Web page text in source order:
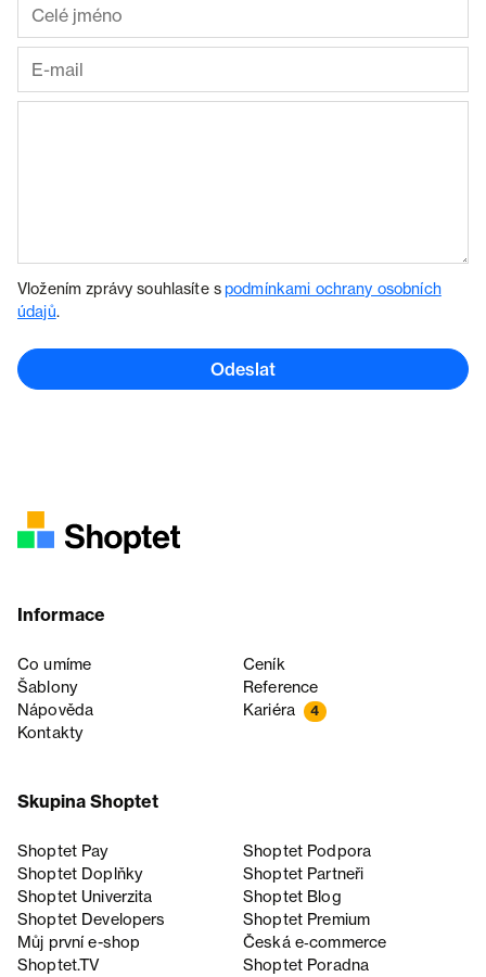
Vložením zprávy souhlasíte spodmínkami ochrany osobních
údajů.
Odeslat
Informace
Co umíme
Ceník
Šablony
Reference
Nápověda
Kariéra 4
Kontakty
Skupina Shoptet
Shoptet Pay
Shoptet Podpora
Shoptet Doplňky
Shoptet Partneři
Shoptet Univerzita
Shoptet Blog
Shoptet Developers
Shoptet Premium
Můj první e-shop
Česká e‑commerce
Shoptet.TV
Shoptet Poradna